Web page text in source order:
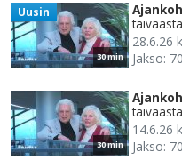
30 min
Uusin
28.6.26
Jakso:
30 min
14.6.26
Jakso: